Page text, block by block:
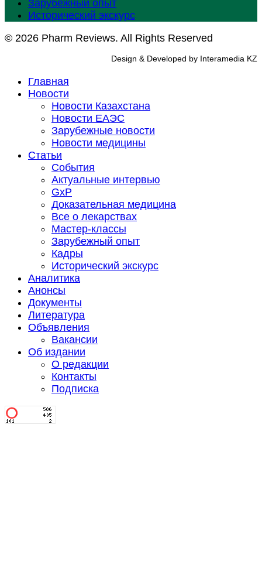
Зарубежный опыт
Исторический экскурс
© 2026 Pharm Reviews. All Rights Reserved
Design & Developed by Interamedia KZ
Главная
Новости
Новости Казахстана
Новости ЕАЭС
Зарубежные новости
Новости медицины
Статьи
События
Актуальные интервью
GxP
Доказательная медицина
Все о лекарствах
Мастер-классы
Зарубежный опыт
Кадры
Исторический экскурс
Аналитика
Анонсы
Документы
Литература
Объявления
Вакансии
Об издании
О редакции
Контакты
Подписка